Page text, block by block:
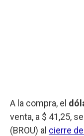
A la compra, el
venta, a $ 41,25,
(BROU) al cierre